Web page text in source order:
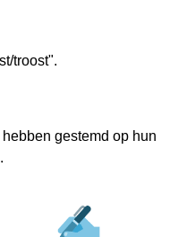
troost".
gestemd op hun
.